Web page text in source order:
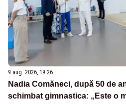
9 aug. 2026, 19:26
Nadia Comăneci, după 50 de
schimbat gimnastica: „Este o